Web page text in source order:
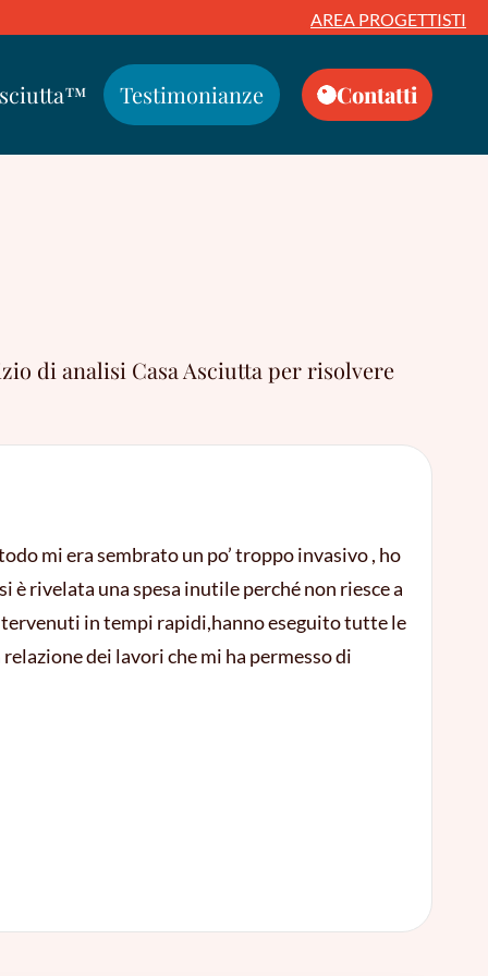
AREA PROGETTISTI
Testimonianze Contatti
di analisi Casa Asciutta per risolvere
mi era sembrato un po’ troppo invasivo , ho
rivelata una spesa inutile perché non riesce a
in tempi rapidi,hanno eseguito tutte le
dei lavori che mi ha permesso di